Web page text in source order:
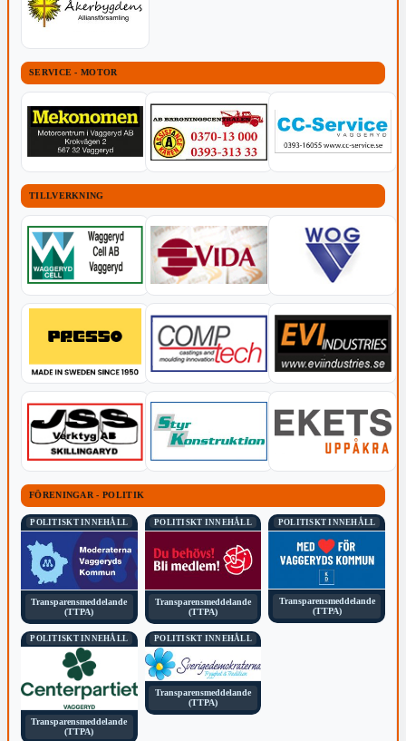
SERVICE - MOTOR
TILLVERKNING
FÖRENINGAR - POLITIK
POLITISKT INNEHÅLL
Transparensmeddelande
(TTPA)
POLITISKT INNEHÅLL
Transparensmeddelande
(TTPA)
POLITISKT INNEHÅLL
Transparensmeddelande
(TTPA)
POLITISKT INNEHÅLL
Transparensmeddelande
(TTPA)
POLITISKT INNEHÅLL
Transparensmeddelande
(TTPA)